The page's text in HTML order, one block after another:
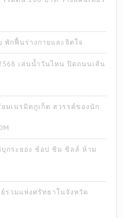
พักฟื้นร่างกายและจิตใจ
เล่นน้ำวันไหน ปิดถนนเส้น
ยมเนรมิตภูเก็ต สวรรค์ของนัก
กระยอง ช้อป ชิม ชิลล์ ห้าม
รวมแห่งศรัทธาในจังหวัด